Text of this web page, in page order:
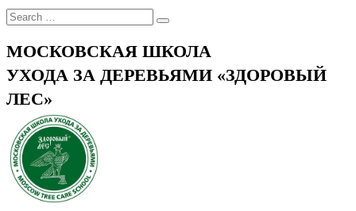
МОСКОВСКАЯ ШКОЛА
УХОДА ЗА ДЕРЕВЬЯМИ «ЗДОРОВЫЙ
ЛЕС»